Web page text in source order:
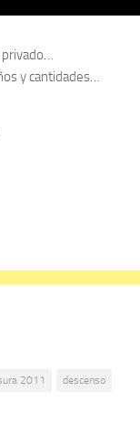
y cantidades…
2011
descenso